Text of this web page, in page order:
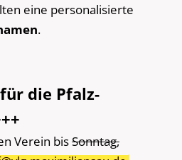
eine personalisierte
.
die Pfalz-
Verein bisSonntag,